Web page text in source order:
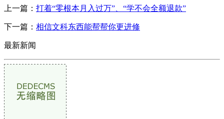
上一篇： 打着“零根本月入过万”、“学不会全额退款”
下一篇： 相信文科东西能帮帮你更进修
最新新闻